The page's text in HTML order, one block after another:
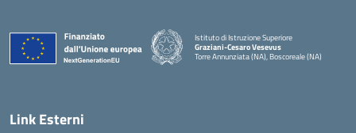
Istituto di Istruzione Superiore
Graziani-Cesaro Vesevus
Torre Annunziata (NA), Boscoreale (NA)
Link Esterni